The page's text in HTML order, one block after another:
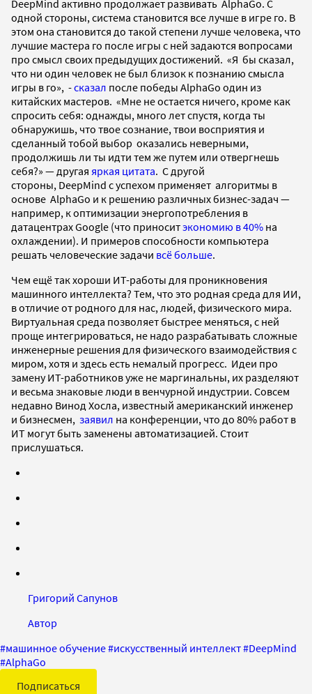
DeepMind активно продолжает развивать AlphaGo. С
одной стороны, система становится все лучше в игре го. В
этом она становится до такой степени лучше человека, что
лучшие мастера го после игры с ней задаются вопросами
про смысл своих предыдущих достижений. «Я бы сказал,
что ни один человек не был близок к познанию смысла
игры в го», -сказал после победы AlphaGo один из
китайских мастеров. «Мне не остается ничего, кроме как
спросить себя: однажды, много лет спустя, когда ты
обнаружишь, что твое сознание, твои восприятия и
сделанный тобой выбор оказались неверными,
продолжишь ли ты идти тем же путем или отвергнешь
себя?» — другая яркая цитата. С другой
стороны, DeepMind суспехом применяет алгоритмы в
основе AlphaGo и к решению различных бизнес-задач —
например, к оптимизации энергопотребления в
датацентрах Google (что приноситэкономию в 40% на
охлаждении). И примеров способности компьютера
решать человеческие задачи всё больше.
Чем ещё так хороши ИТ-работы для проникновения
машинного интеллекта? Тем, что это родная среда для ИИ,
в отличие от родного для нас, людей, физического мира.
Виртуальная среда позволяет быстрее меняться, с ней
проще интегрироваться, не надо разрабатывать сложные
инженерные решения для физического взаимодействия с
миром, хотя и здесь есть немалый прогресс. Идеи про
замену ИТ-работников уже не маргинальны, их разделяют
и весьма знаковые люди в венчурной индустрии. Совсем
недавно Винод Хосла, известный американский инженер
и бизнесмен, заявил на конференции, что до 80% работ в
ИТ могут быть заменены автоматизацией. Стоит
прислушаться.
Григорий Сапунов
Автор
#машинное обучение#искусственный интеллект#DeepMind
#AlphaGo
Подписаться